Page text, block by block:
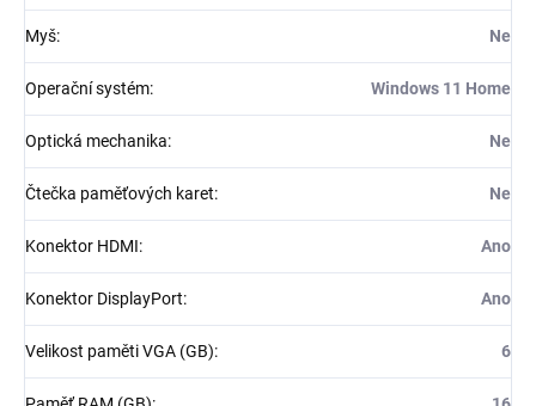
Myš: Ne
Operační systém: Windows 11 Home
Optická mechanika: Ne
Čtečka paměťových karet: Ne
Konektor HDMI: Ano
Konektor DisplayPort: Ano
Velikost paměti VGA (GB): 6